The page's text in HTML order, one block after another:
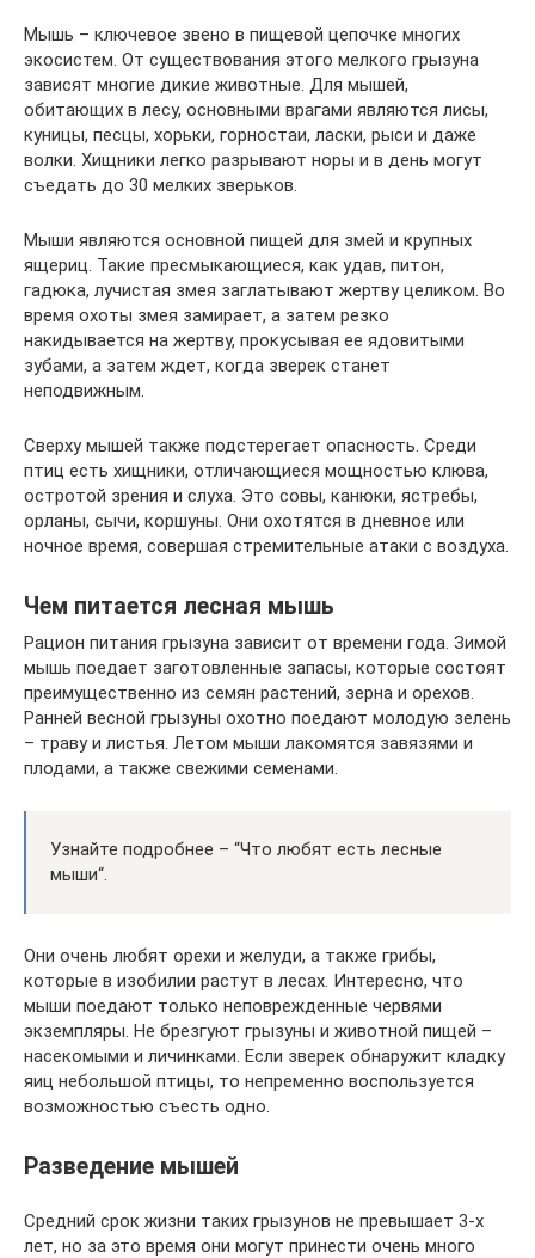
Мышь – ключевое звено в пищевой цепочке многих
экосистем. От существования этого мелкого грызуна
зависят многие дикие животные. Для мышей,
обитающих в лесу, основными врагами являются лисы,
куницы, песцы, хорьки, горностаи, ласки, рыси и даже
волки. Хищники легко разрывают норы и в день могут
съедать до 30 мелких зверьков.
Мыши являются основной пищей для змей и крупных
ящериц. Такие пресмыкающиеся, как удав, питон,
гадюка, лучистая змея заглатывают жертву целиком. Во
время охоты змея замирает, а затем резко
накидывается на жертву, прокусывая ее ядовитыми
зубами, а затем ждет, когда зверек станет
неподвижным.
Сверху мышей также подстерегает опасность. Среди
птиц есть хищники, отличающиеся мощностью клюва,
остротой зрения и слуха. Это совы, канюки, ястребы,
орланы, сычи, коршуны. Они охотятся в дневное или
ночное время, совершая стремительные атаки с воздуха.
Чем питается лесная мышь
Рацион питания грызуна зависит от времени года. Зимой
мышь поедает заготовленные запасы, которые состоят
преимущественно из семян растений, зерна и орехов.
Ранней весной грызуны охотно поедают молодую зелень
– траву и листья. Летом мыши лакомятся завязями и
плодами, а также свежими семенами.
Узнайте подробнее – “Что любят есть лесные
мыши“.
Они очень любят орехи и желуди, а также грибы,
которые в изобилии растут в лесах. Интересно, что
мыши поедают только неповрежденные червями
экземпляры. Не брезгуют грызуны и животной пищей –
насекомыми и личинками. Если зверек обнаружит кладку
яиц небольшой птицы, то непременно воспользуется
возможностью съесть одно.
Разведение мышей
Средний срок жизни таких грызунов не превышает 3-х
лет, но за это время они могут принести очень много